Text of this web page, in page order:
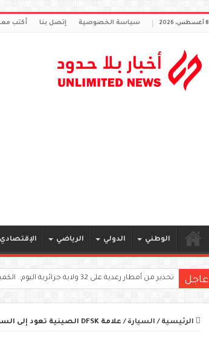
8 أغسطس، 2026 سياسة الخصوصية إتصل بنا أكتب
الوطني الدولي الرياضي الإقتصادي
عاجل تحذير من أمطار رعدية على 32 ولاية جزائرية اليوم.. الكميات قد تتجاوز 15 ملم
الرئيسية / السيارة / علامة DFSK الصينية تعود إلى السوق الجزائري بعد حصولها على اعتماد الاستيراد